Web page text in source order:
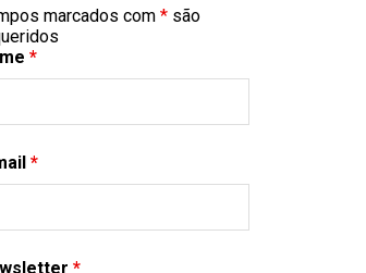
marcados com *são
*
*
*